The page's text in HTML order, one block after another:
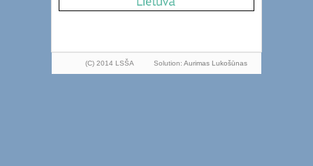
(C) 2014 LSŠA Solution: Aurimas Lukošūnas